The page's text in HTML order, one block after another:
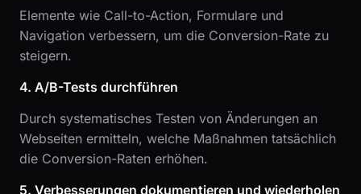
Elemente wie Call-to-Action, Formulare und
Navigation verbessern, um die Conversion-Rate zu
steigern.
4. A/B-Tests durchführen
Durch systematisches Testen von Änderungen an
Webseiten ermitteln, welche Maßnahmen tatsächlich
die Conversion-Raten erhöhen.
5. Verbesserungen dokumentieren und wiederholen